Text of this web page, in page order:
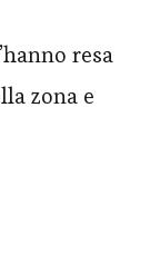
resa
zona e